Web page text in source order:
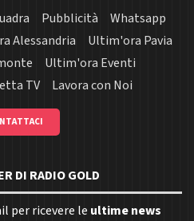
Pubblicità
Whatsapp
Alessandria
Ultim'ora Pavia
Ultim'ora Eventi
TV Lavora con Noi
DI RADIO GOLD
per ricevere le ultime news